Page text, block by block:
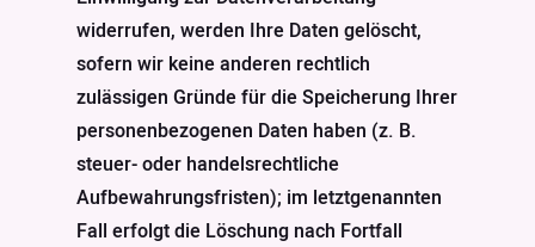
widerrufen, werden Ihre Daten gelöscht,
sofern wir keine anderen rechtlich
zulässigen Gründe für die Speicherung Ihrer
personenbezogenen Daten haben (z. B.
steuer- oder handelsrechtliche
Aufbewahrungsfristen); im letztgenannten
Fall erfolgt die Löschung nach Fortfall